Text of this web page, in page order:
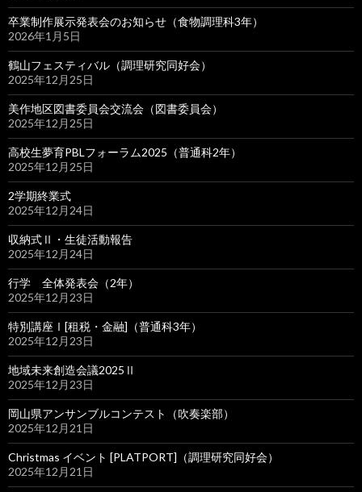
卒業制作展示発表会のお知らせ（食物調理科3年）
2026年1月5日
鶴山フェスティバル（調理研究同好会）
2025年12月25日
美作地区図書委員会交流会（図書委員会）
2025年12月25日
高校生夢育PBLフォーラム2025（普通科2年）
2025年12月25日
2学期終業式
2025年12月24日
収納式Ⅱ・生徒活動報告
2025年12月24日
行学 全体発表会（2年）
2025年12月23日
特別講座Ⅰ[租税・金融]（普通科3年）
2025年12月23日
地域未来創造会議2025Ⅱ
2025年12月23日
岡山県アンサンブルコンテスト（吹奏楽部）
2025年12月21日
Christmas イベント [PLATPORT]（調理研究同好会）
2025年12月21日